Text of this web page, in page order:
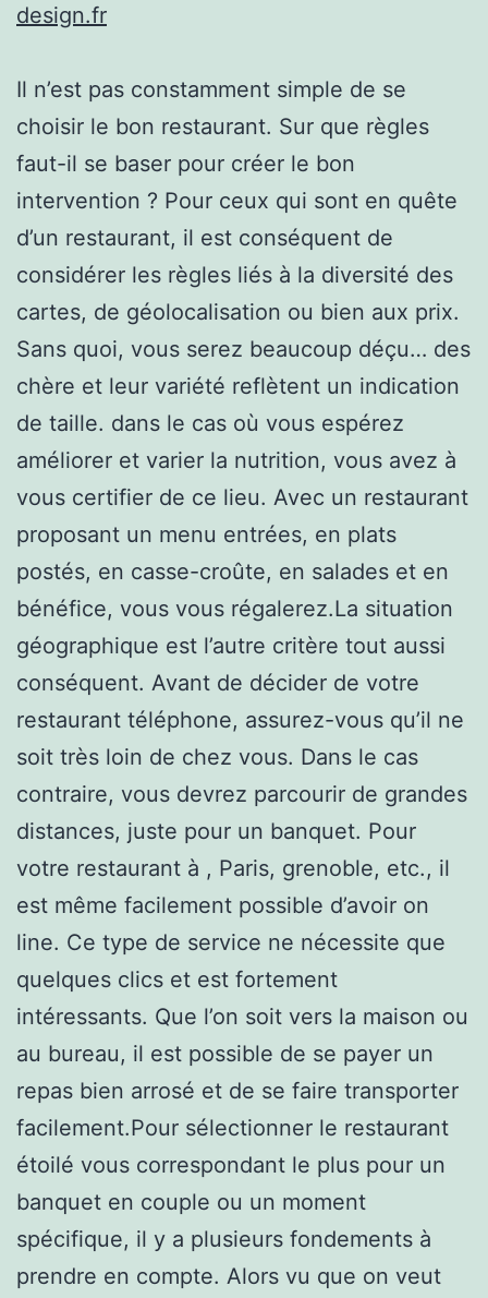
design.fr
Il n’est pas constamment simple de se
choisir le bon restaurant. Sur que règles
faut-il se baser pour créer le bon
intervention ? Pour ceux qui sont en quête
d’un restaurant, il est conséquent de
considérer les règles liés à la diversité des
cartes, de géolocalisation ou bien aux prix.
Sans quoi, vous serez beaucoup déçu… des
chère et leur variété reflètent un indication
de taille. dans le cas où vous espérez
améliorer et varier la nutrition, vous avez à
vous certifier de ce lieu. Avec un restaurant
proposant un menu entrées, en plats
postés, en casse-croûte, en salades et en
bénéfice, vous vous régalerez.La situation
géographique est l’autre critère tout aussi
conséquent. Avant de décider de votre
restaurant téléphone, assurez-vous qu’il ne
soit très loin de chez vous. Dans le cas
contraire, vous devrez parcourir de grandes
distances, juste pour un banquet. Pour
votre restaurant à , Paris, grenoble, etc., il
est même facilement possible d’avoir on
line. Ce type de service ne nécessite que
quelques clics et est fortement
intéressants. Que l’on soit vers la maison ou
au bureau, il est possible de se payer un
repas bien arrosé et de se faire transporter
facilement.Pour sélectionner le restaurant
étoilé vous correspondant le plus pour un
banquet en couple ou un moment
spécifique, il y a plusieurs fondements à
prendre en compte. Alors vu que on veut